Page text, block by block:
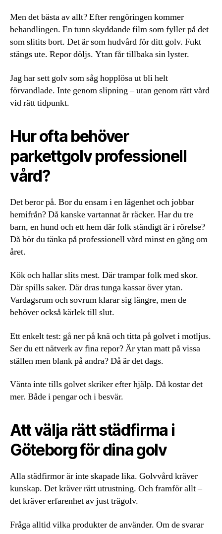
Men det bästa av allt? Efter rengöringen kommer
behandlingen. En tunn skyddande film som fyller på det
som slitits bort. Det är som hudvård för ditt golv. Fukt
stängs ute. Repor döljs. Ytan får tillbaka sin lyster.
Jag har sett golv som såg hopplösa ut bli helt
förvandlade. Inte genom slipning – utan genom rätt vård
vid rätt tidpunkt.
Hur ofta behöver
parkettgolv professionell
vård?
Det beror på. Bor du ensam i en lägenhet och jobbar
hemifrån? Då kanske vartannat år räcker. Har du tre
barn, en hund och ett hem där folk ständigt är i rörelse?
Då bör du tänka på professionell vård minst en gång om
året.
Kök och hallar slits mest. Där trampar folk med skor.
Där spills saker. Där dras tunga kassar över ytan.
Vardagsrum och sovrum klarar sig längre, men de
behöver också kärlek till slut.
Ett enkelt test: gå ner på knä och titta på golvet i motljus.
Ser du ett nätverk av fina repor? Är ytan matt på vissa
ställen men blank på andra? Då är det dags.
Vänta inte tills golvet skriker efter hjälp. Då kostar det
mer. Både i pengar och i besvär.
Att välja rätt städfirma i
Göteborg för dina golv
Alla städfirmor är inte skapade lika. Golvvård kräver
kunskap. Det kräver rätt utrustning. Och framför allt –
det kräver erfarenhet av just trägolv.
Fråga alltid vilka produkter de använder. Om de svarar